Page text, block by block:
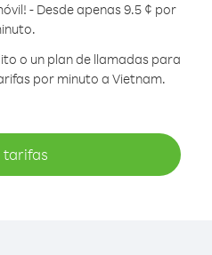
- Desde apenas 9.5 ¢ por
o un plan de llamadas para
por minuto a Vietnam.
tarifas